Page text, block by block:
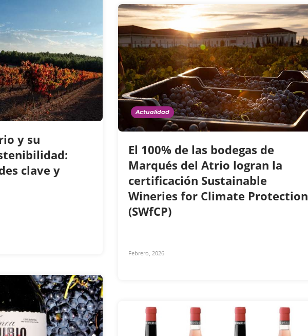
y su
clave y
Actualidad
El 100% de las bodegas de
Marqués del Atrio logran la
certificación Sustainable
Wineries for Climate Protection
(SWfCP)
Febrero, 2026